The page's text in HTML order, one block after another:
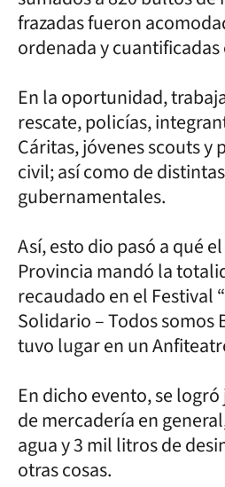
frazadas fueron
ordenada y cuantificadas
En la oportunidad,
rescate, policías,
Cáritas, jóvenes scouts y
civil; así como de
gubernamentales.
Así, esto dio pasó a qué
Provincia mandó la
recaudado en el Festival
Solidario – Todos somos
tuvo lugar en un
En dicho evento, se
de mercadería en
agua y 3 mil litros de
otras cosas.